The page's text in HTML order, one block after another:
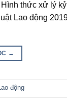
thức xử lý
Lao động
→
động